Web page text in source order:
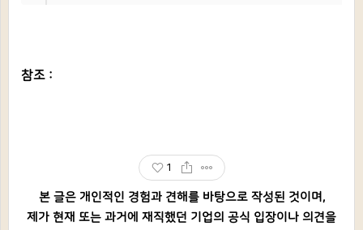
참조 :
1
본 글은 개인적인 경험과 견해를 바탕으로 작성된 것이며,
제가 현재 또는 과거에 재직했던 기업의 공식 입장이나 의견을